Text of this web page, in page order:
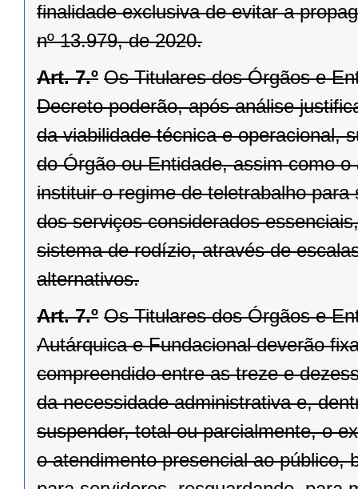
finalidade exclusiva de evitar a
nº 13.979, de 2020.
Art. 7.º Os Titulares dos Órgãos e
Decreto poderão, após análise
da viabilidade técnica e operacional,
do Órgão ou Entidade, assim como
instituir o regime de teletrabalho
dos serviços considerados
sistema de rodízio, através de
alternativos.
Art. 7.º Os Titulares dos Órgãos e
Autárquica e Fundacional deverão
compreendido entre as treze e
da necessidade administrativa e,
suspender, total ou parcialmente, o
o atendimento presencial ao público,